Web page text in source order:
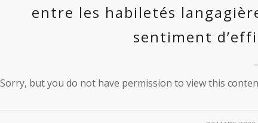
entre les habiletés
sentiment
Sorry, but you do not have permission to view this